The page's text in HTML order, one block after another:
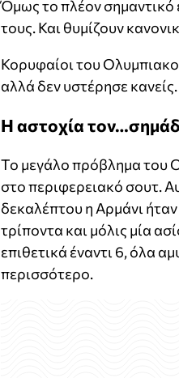
Όμως το πλέον σημαντικό
τους. Και θυμίζουν
Κορυφαίοι του
αλλά δεν υστέρησε
Η αστοχία
Το μεγάλο πρόβλημα του
στο περιφερειακό σουτ.
δεκαλέπτου η Αρμάνι
τρίποντα και μόλις μία
επιθετικά έναντι 6, όλα
περισσότερο.